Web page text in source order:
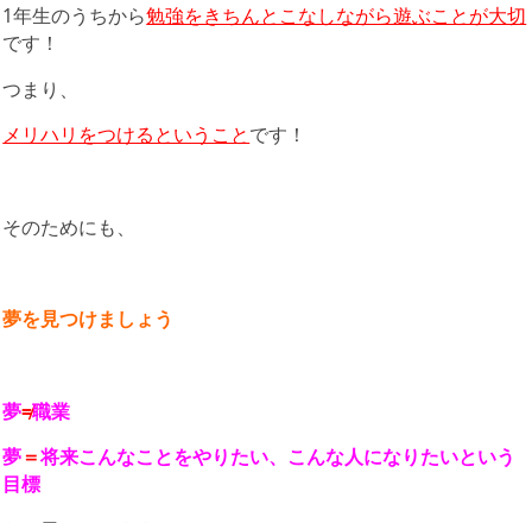
1年生のうちから勉強をきちんとこなしながら遊ぶことが大切
です！
つまり、
メリハリをつけるということです！
そのためにも、
夢を見つけましょう
夢≠職業
夢＝将来こんなことをやりたい、こんな人になりたいという
目標